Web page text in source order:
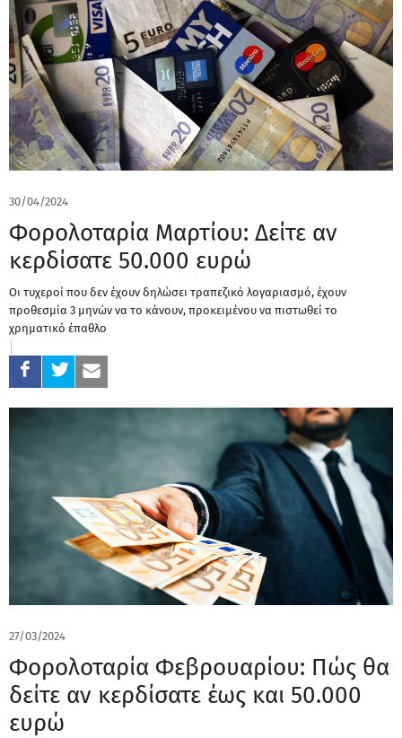
30/04/2024
Φορολοταρία Μαρτίου: Δείτε αν
κερδίσατε 50.000 ευρώ
Οι τυχεροί που δεν έχουν δηλώσει τραπεζικό λογαριασμό, έχουν
προθεσμία 3 μηνών να το κάνουν, προκειμένου να πιστωθεί το
χρηματικό έπαθλο
27/03/2024
Φορολοταρία Φεβρουαρίου: Πώς θα
δείτε αν κερδίσατε έως και 50.000
ευρώ